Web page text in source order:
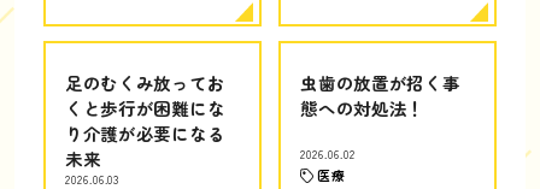
足のむくみ放ってお
くと歩行が困難にな
り介護が必要になる
未来
2026.06.03
虫歯の放置が招く事
態への対処法！
2026.06.02
医療